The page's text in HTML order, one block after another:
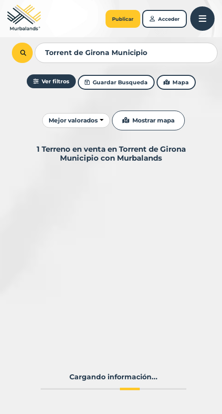
Publicar Acceder
Ver filtros Guardar Busqueda Mapa
Ordenar resultados
Mejor valorados Mostrar mapa
1 Terreno en venta en Torrent de Girona
Municipio con Murbalands
Cargando información...